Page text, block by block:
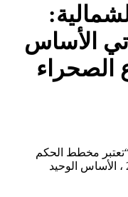
الأساس
الصحراء
“تعتبر مخطط الحكم
الذاتي الذي تقدم به المغرب في 2007 ، الأساس الوحيد